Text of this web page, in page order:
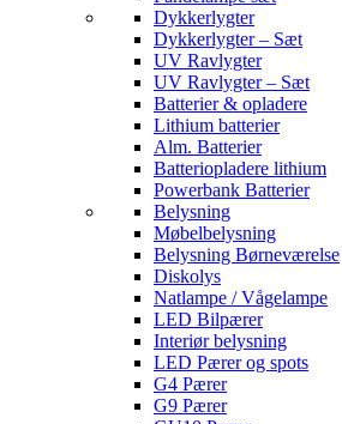
Dykkerlygter
Dykkerlygter – Sæt
UV Ravlygter
UV Ravlygter – Sæt
Batterier & opladere
Lithium batterier
Alm. Batterier
Batteriopladere lithium
Powerbank Batterier
Belysning
Møbelbelysning
Belysning Børneværelse
Diskolys
Natlampe / Vågelampe
LED Bilpærer
Interiør belysning
LED Pærer og spots
G4 Pærer
G9 Pærer